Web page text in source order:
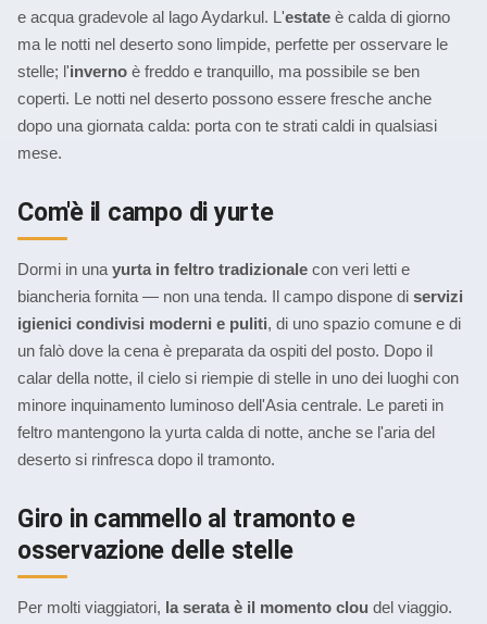
e acqua gradevole al lago Aydarkul. L'estate è calda di giorno
ma le notti nel deserto sono limpide, perfette per osservare le
stelle; l'inverno è freddo e tranquillo, ma possibile se ben
coperti. Le notti nel deserto possono essere fresche anche
dopo una giornata calda: porta con te strati caldi in qualsiasi
mese.
Com'è il campo di yurte
Dormi in una yurta in feltro tradizionale con veri letti e
biancheria fornita — non una tenda. Il campo dispone di servizi
igienici condivisi moderni e puliti, di uno spazio comune e di
un falò dove la cena è preparata da ospiti del posto. Dopo il
calar della notte, il cielo si riempie di stelle in uno dei luoghi con
minore inquinamento luminoso dell'Asia centrale. Le pareti in
feltro mantengono la yurta calda di notte, anche se l'aria del
deserto si rinfresca dopo il tramonto.
Giro in cammello al tramonto e
osservazione delle stelle
Per molti viaggiatori, la serata è il momento clou del viaggio.